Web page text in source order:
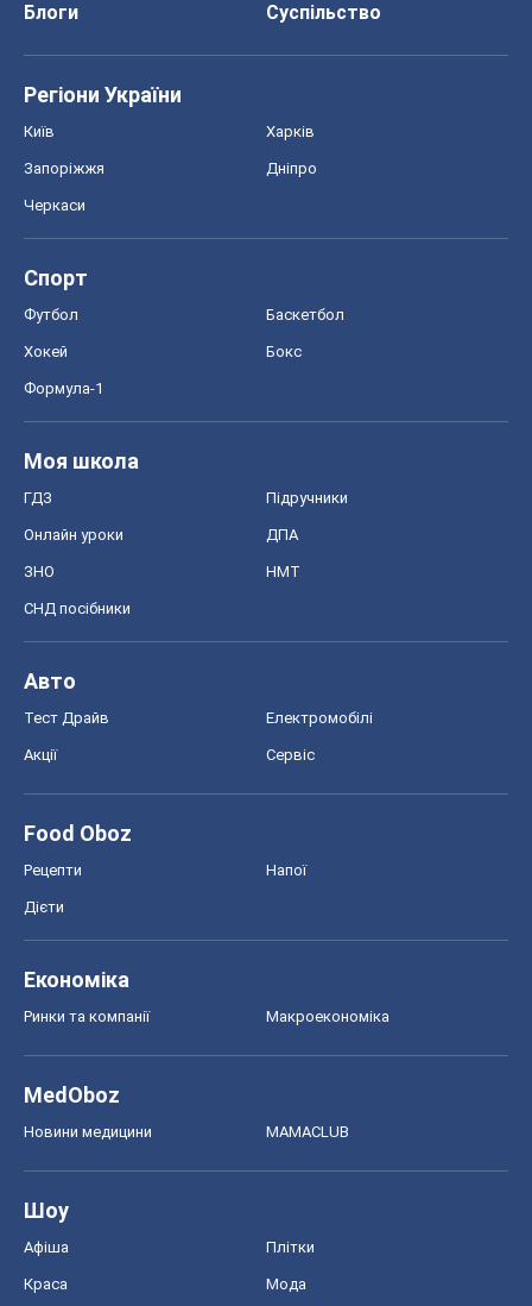
Блоги
Суспільство
Регіони України
Київ Харків
Запоріжжя Дніпро
Черкаси
Спорт
Футбол Баскетбол
Хокей Бокс
Формула-1
Моя школа
ГДЗ Підручники
Онлайн уроки ДПА
ЗНО НМТ
СНД посібники
Авто
Тест Драйв Електромобілі
Акції Сервіс
Food Oboz
Рецепти Напої
Дієти
Економіка
Ринки та компанії Макроекономіка
MedOboz
Новини медицини MAMACLUB
Шоу
Афіша Плітки
Краса Мода